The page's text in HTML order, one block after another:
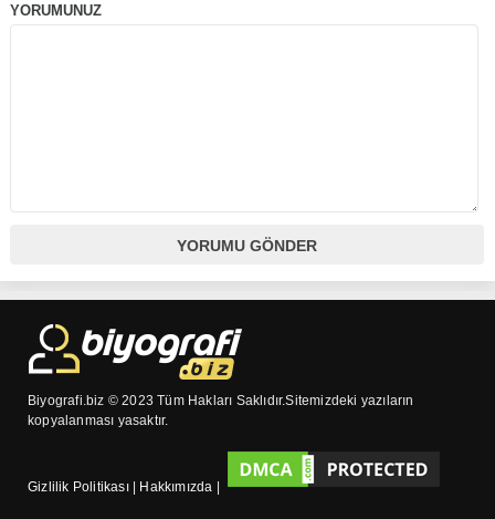
YORUMUNUZ
Biyografi.biz © 2023 Tüm Hakları Saklıdır.Sitemizdeki yazıların
kopyalanması yasaktır.
Gizlilik Politikası| Hakkımızda